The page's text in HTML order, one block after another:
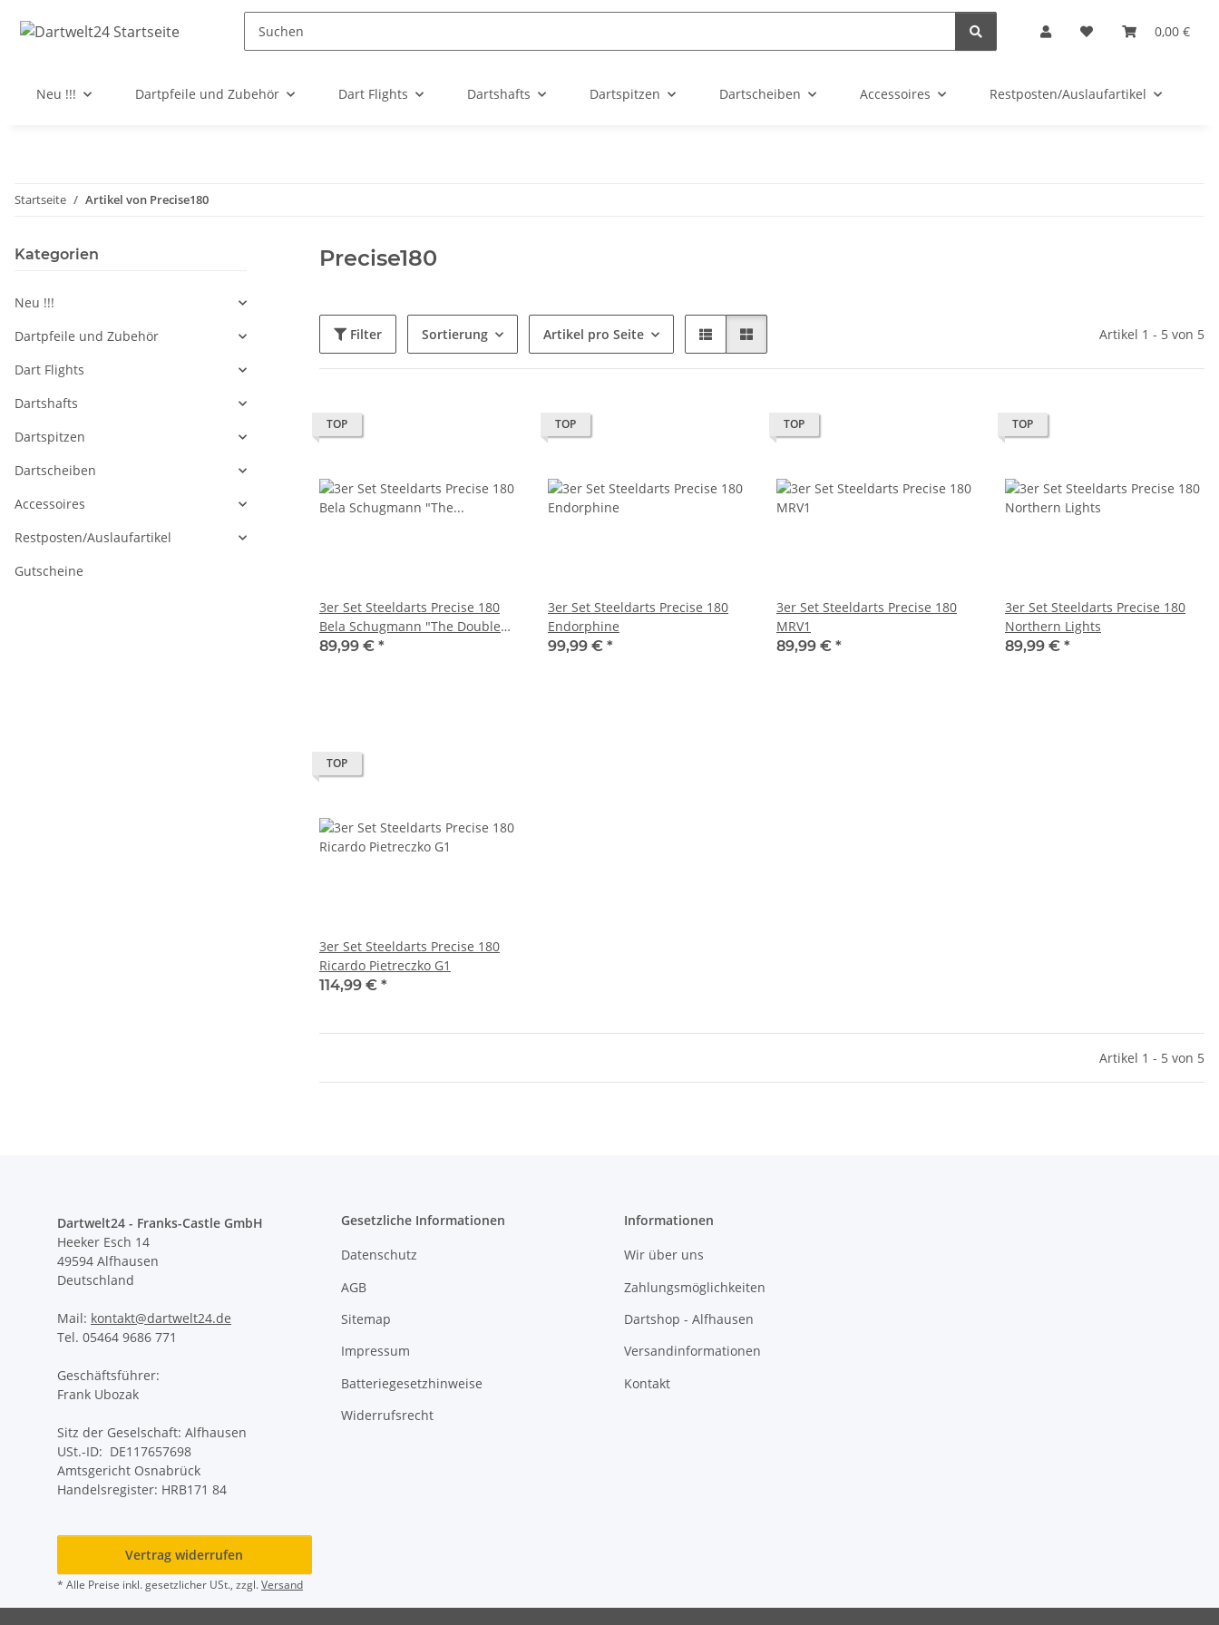
0,00 €
Neu !!! Dartpfeile und Zubehör Dart Flights Dartshafts Dartspitzen Dartscheiben Accessoires Restposten/Auslaufartikel
Startseite Artikel von Precise180
Precise180
Filter Sortierung Artikel pro Seite Artikel 1 - 5 von 5
TOP
3er Set Steeldarts Precise 180
Bela Schugmann "The Double
Dipper"
89,99 € *
TOP
3er Set Steeldarts Precise 180
Endorphine
99,99 € *
TOP
3er Set Steeldarts Precise 180
MRV1
89,99 € *
TOP
3er Set Steeldarts Precise 180
Northern Lights
89,99 € *
TOP
3er Set Steeldarts Precise 180
Ricardo Pietreczko G1
114,99 € *
Artikel 1 - 5 von 5
Kategorien
Neu !!!
Dartpfeile und Zubehör
Dart Flights
Dartshafts
Dartspitzen
Dartscheiben
Accessoires
Restposten/Auslaufartikel
Gutscheine
Dartwelt24 - Franks-Castle GmbH
Heeker Esch 14
49594 Alfhausen
Deutschland
Mail: kontakt@dartwelt24.de
Tel. 05464 9686 771
Geschäftsführer:
Frank Ubozak
Sitz der Geselschaft: Alfhausen
USt.-ID: DE117657698
Amtsgericht Osnabrück
Handelsregister: HRB171 84
Gesetzliche Informationen
Datenschutz
AGB
Sitemap
Impressum
Batteriegesetzhinweise
Widerrufsrecht
Informationen
Wir über uns
Zahlungsmöglichkeiten
Dartshop - Alfhausen
Versandinformationen
Kontakt
Vertrag widerrufen
* Alle Preise inkl. gesetzlicher USt., zzgl.Versand